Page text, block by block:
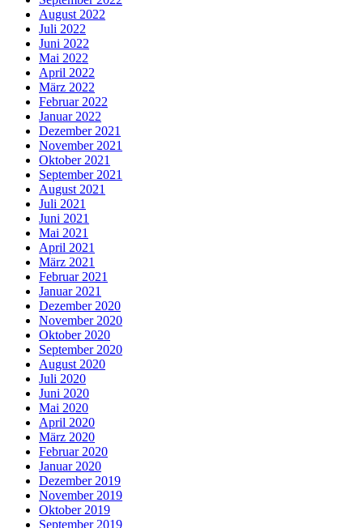
August 2022
Juli 2022
Juni 2022
Mai 2022
April 2022
März 2022
Februar 2022
Januar 2022
Dezember 2021
November 2021
Oktober 2021
September 2021
August 2021
Juli 2021
Juni 2021
Mai 2021
April 2021
März 2021
Februar 2021
Januar 2021
Dezember 2020
November 2020
Oktober 2020
September 2020
August 2020
Juli 2020
Juni 2020
Mai 2020
April 2020
März 2020
Februar 2020
Januar 2020
Dezember 2019
November 2019
Oktober 2019
September 2019